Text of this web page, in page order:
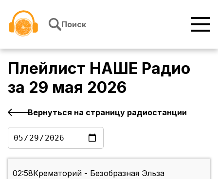
Поиск
Плейлист НАШЕ Радио
за 29 мая 2026
Вернуться на страницу радиостанции
02:58Крематорий - Безобразная Эльза